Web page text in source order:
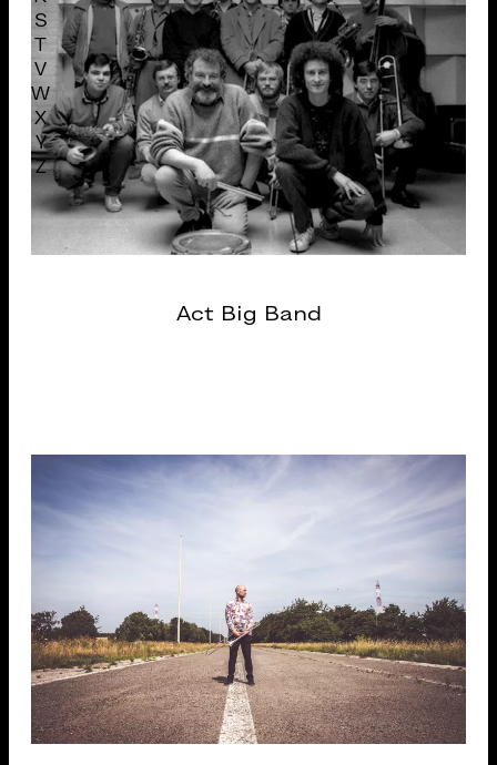
S
T
V
W
X
Y
Z
Act Big Band